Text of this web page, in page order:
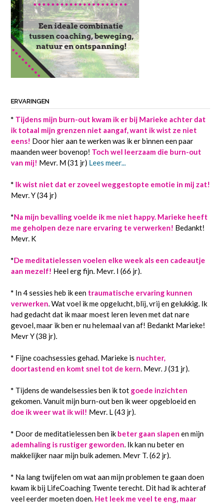
ERVARINGEN
* Tijdens mijn burn-out kwam ik er bij Marieke achter dat
ik totaal mijn grenzen niet aangaf, want ik wist ze niet
eens! Door hier aan te werken was ik er binnen een paar
maanden weer bovenop! Toch wel leerzaam die burn-out
van mij! Mevr. M (31 jr) Lees meer...
* Ik wist niet dat er zoveel weggestopte emotie in mij zat!
Mevr. Y (34 jr)
*Na mijn bevalling voelde ik me niet happy. Marieke heeft
me geholpen deze nare ervaring te verwerken! Bedankt!
Mevr. K
*De meditatielessen voelen elke week als een cadeautje
aan mezelf! Heel erg fijn. Mevr. I (66 jr).
* In 4 sessies heb ik een traumatische ervaring kunnen
verwerken. Wat voel ik me opgelucht, blij, vrij en gelukkig. Ik
had gedacht dat ik maar moest leren leven met dat nare
gevoel, maar ik ben er nu helemaal van af! Bedankt Marieke!
Mevr Y (38 jr).
* Fijne coachsessies gehad. Marieke is nuchter,
doortastend en komt snel tot de kern. Mevr. J (31 jr).
* Tijdens de wandelsessies ben ik tot goede inzichten
gekomen. Vanuit mijn burn-out ben ik weer opgebloeid en
doe ik weer wat ik wil! Mevr. L (43 jr).
* Door de meditatielessen ben ik beter gaan slapen en mijn
ademhaling is rustiger geworden. Ik kan nu beter en
makkelijker naar mijn buik ademen. Mevr T. (62 jr).
* Na lang twijfelen om wat aan mijn problemen te gaan doen
kwam ik bij LifeCoaching Twente terecht. Dit had ik achteraf
veel eerder moeten doen. Het leek me veel te eng, maar